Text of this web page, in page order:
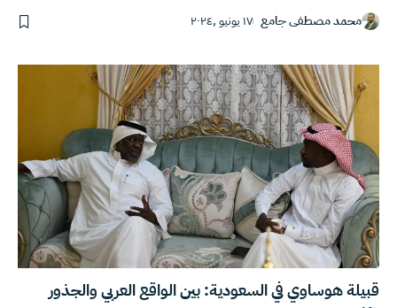
محمد مصطفى جامع ١٧ يونيو ,٢٠٢٤
قبيلة هوساوي في السعودية: بين الواقع العربي والجذور